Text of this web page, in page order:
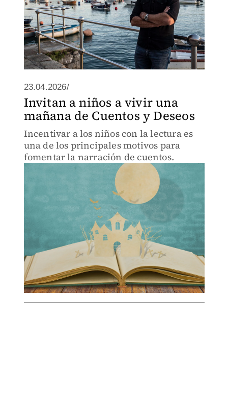
23.04.2026/
Invitan a niños a vivir una
mañana de Cuentos y Deseos
Incentivar a los niños con la lectura es
una de los principales motivos para
fomentar la narración de cuentos.